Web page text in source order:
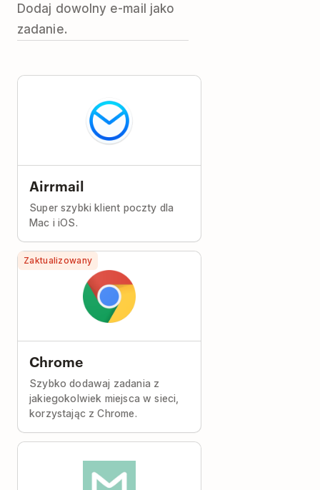
Dodaj dowolny e-mail jako
zadanie.
Airrmail
Super szybki klient poczty dla
Mac i iOS.
Chrome
Szybko dodawaj zadania z
jakiegokolwiek miejsca w sieci,
korzystając z Chrome.
Zaktualizowany